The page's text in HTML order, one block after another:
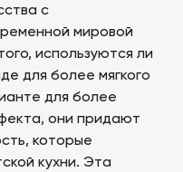
с
мировой
используются ли
для более мягкого
для более
они придают
которые
кухни. Эта